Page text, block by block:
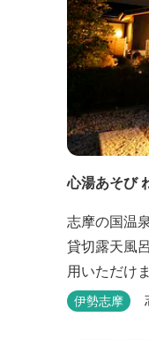
心湯あそび
志摩の国温
貸切露天風
用いただけ
楽しむなら
伊勢志摩